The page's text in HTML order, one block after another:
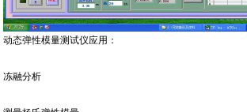
动态弹性模量测试仪应用：
冻融分析